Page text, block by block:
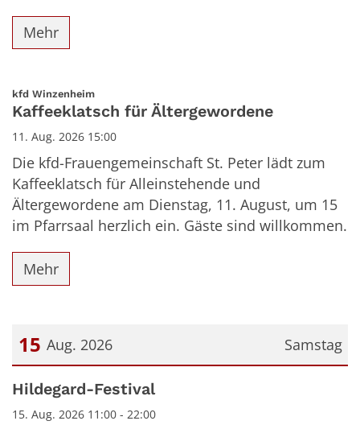
Mehr
kfd Winzenheim:
Kaffeeklatsch für Ältergewordene
11. Aug. 2026 15:00
Die kfd-Frauengemeinschaft St. Peter lädt zum
Kaffeeklatsch für Alleinstehende und
Ältergewordene am Dienstag, 11. August, um 15
im Pfarrsaal herzlich ein. Gäste sind willkommen.
Mehr
Samstag
15 Aug. 2026
Datum: 15. August 2026
Hildegard-Festival
15. Aug. 2026 11:00 - 22:00